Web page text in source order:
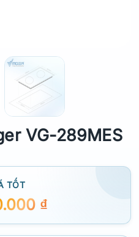
VG-289MES
TỐT
₫